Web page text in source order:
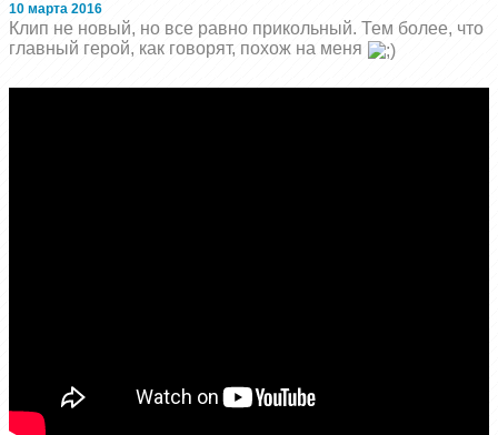
10 марта 2016
Клип не новый, но все равно прикольный. Тем более, что
главный герой, как говорят, похож на меня